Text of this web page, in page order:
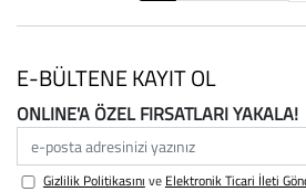
E-BÜLTENE KAYIT OL
ONLINE'A ÖZEL FIRSATLARI YAKALA!
e-posta adresinizi yazınız
Gizlilik Politikasını ve Elektronik Ticari İleti